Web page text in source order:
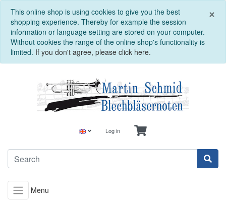
×
This online shop is using cookies to give you the best
shopping experience. Thereby for example the session
information or language setting are stored on your computer.
Without cookies the range of the online shop's functionality is
limited. If you don't agree, please click here.
Log in
Menu